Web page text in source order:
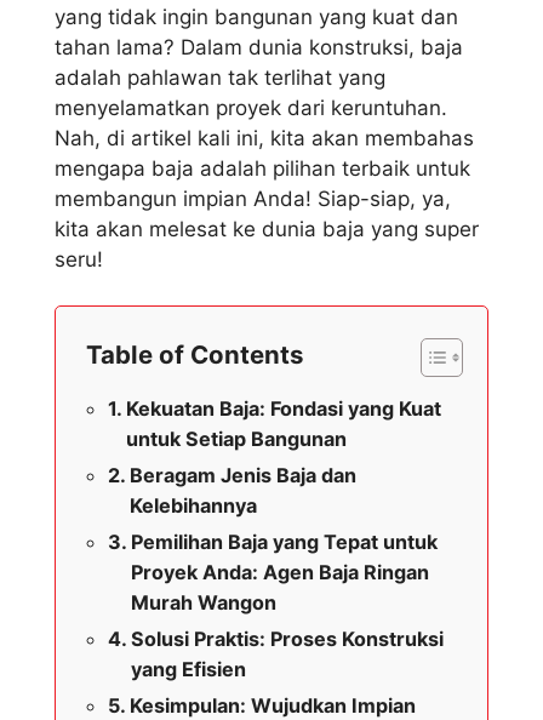
yang tidak ingin bangunan yang kuat dan
tahan lama? Dalam dunia konstruksi, baja
adalah pahlawan tak terlihat yang
menyelamatkan proyek dari keruntuhan.
Nah, di artikel kali ini, kita akan membahas
mengapa baja adalah pilihan terbaik untuk
membangun impian Anda! Siap-siap, ya,
kita akan melesat ke dunia baja yang super
seru!
Table of Contents
Kekuatan Baja: Fondasi yang Kuat
untuk Setiap Bangunan
Beragam Jenis Baja dan
Kelebihannya
Pemilihan Baja yang Tepat untuk
Proyek Anda: Agen Baja Ringan
Murah Wangon
Solusi Praktis: Proses Konstruksi
yang Efisien
Kesimpulan: Wujudkan Impian